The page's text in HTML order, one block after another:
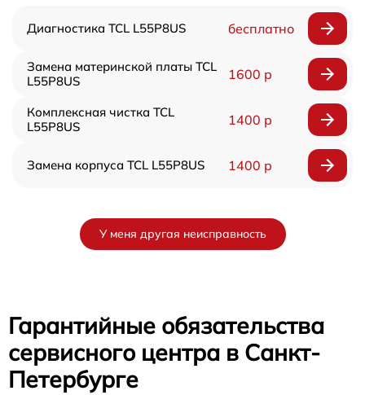
Диагностика TCL L55P8US бесплатно
Замена материнской платы TCL
L55P8US
1600 р
Комплексная чистка TCL
L55P8US
1400 р
Замена корпуса TCL L55P8US 1400 р
У меня другая неисправность
Гарантийные обязательства
сервисного центра в Санкт-
Петербурге